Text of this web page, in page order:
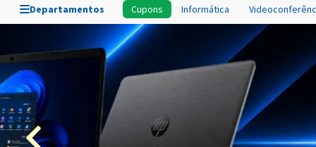
Departamentos Cupons Informática